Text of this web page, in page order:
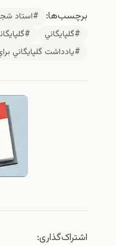
برچسب‌ها: #استاد
#گلپايگاني
#يادداشت گلپايگاني
اشتراک‌گذاری: